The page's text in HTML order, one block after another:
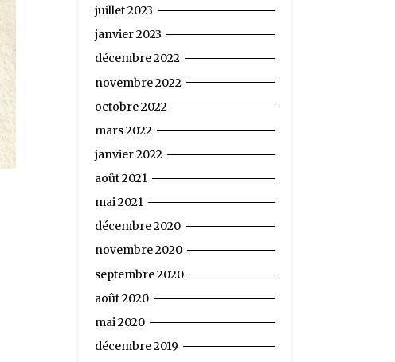
juillet 2023
janvier 2023
décembre 2022
novembre 2022
octobre 2022
mars 2022
janvier 2022
août 2021
mai 2021
décembre 2020
novembre 2020
septembre 2020
août 2020
mai 2020
décembre 2019